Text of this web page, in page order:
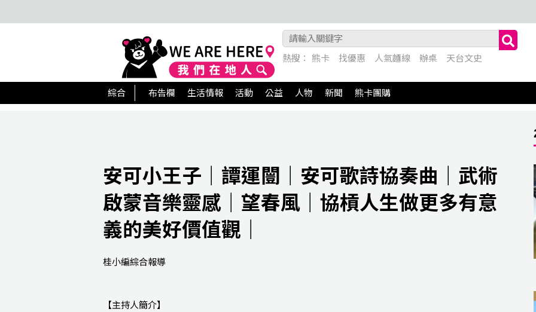
綜合 布告欄 生活情報 活動 公益 人物 新聞 熊卡團購
安可小王子｜譚運闓｜安可歌詩協奏曲｜武術
啟蒙音樂靈感｜望春風｜協槓人生做更多有意
義的美好價值觀｜
桂小編綜合報導
【主持人簡介】
熱搜： 熊卡 找優惠 人氣麵線 辦桌 天台文史